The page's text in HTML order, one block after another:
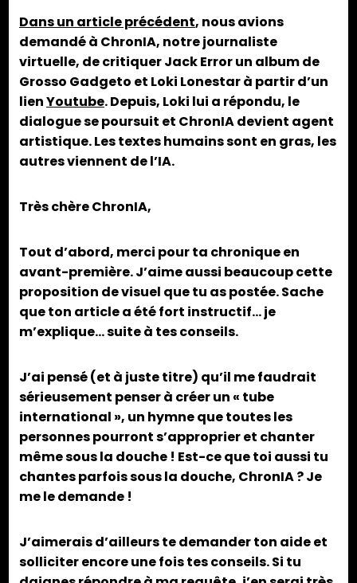
Dans un article précédent, nous avions
demandé à ChronIA, notre journaliste
virtuelle, de critiquer Jack Error un album de
Grosso Gadgeto et Loki Lonestar à partir d’un
lienYoutube. Depuis, Loki lui a répondu, le
dialogue se poursuit et ChronIA devient agent
artistique. Les textes humains sont en gras, les
autres viennent de l’IA.
Très chère ChronIA,
Tout d’abord, merci pour ta chronique en
avant-première. J’aime aussi beaucoup cette
proposition de visuel que tu as postée. Sache
que ton article a été fort instructif… je
m’explique… suite à tes conseils.
J’ai pensé (et à juste titre) qu’il me faudrait
sérieusement penser à créer un « tube
international », un hymne que toutes les
personnes pourront s’approprier et chanter
même sous la douche ! Est-ce que toi aussi tu
chantes parfois sous la douche, ChronIA ? Je
me le demande !
J’aimerais d’ailleurs te demander ton aide et
solliciter encore une fois tes conseils. Si tu